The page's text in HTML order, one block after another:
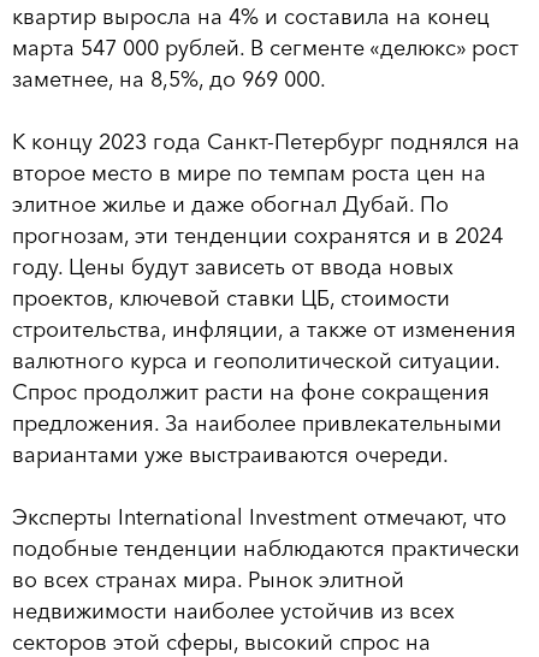
квартир выросла на 4% и составила на конец
марта 547 000 рублей. В сегменте «делюкс» рост
заметнее, на 8,5%, до 969 000.
К концу 2023 года Санкт-Петербург поднялся на
второе место в мире по темпам роста цен на
элитное жилье и даже обогнал Дубай. По
прогнозам, эти тенденции сохранятся и в 2024
году. Цены будут зависеть от ввода новых
проектов, ключевой ставки ЦБ, стоимости
строительства, инфляции, а также от изменения
валютного курса и геополитической ситуации.
Спрос продолжит расти на фоне сокращения
предложения. За наиболее привлекательными
вариантами уже выстраиваются очереди.
Эксперты International Investment отмечают, что
подобные тенденции наблюдаются практически
во всех странах мира. Рынок элитной
недвижимости наиболее устойчив из всех
секторов этой сферы, высокий спрос на